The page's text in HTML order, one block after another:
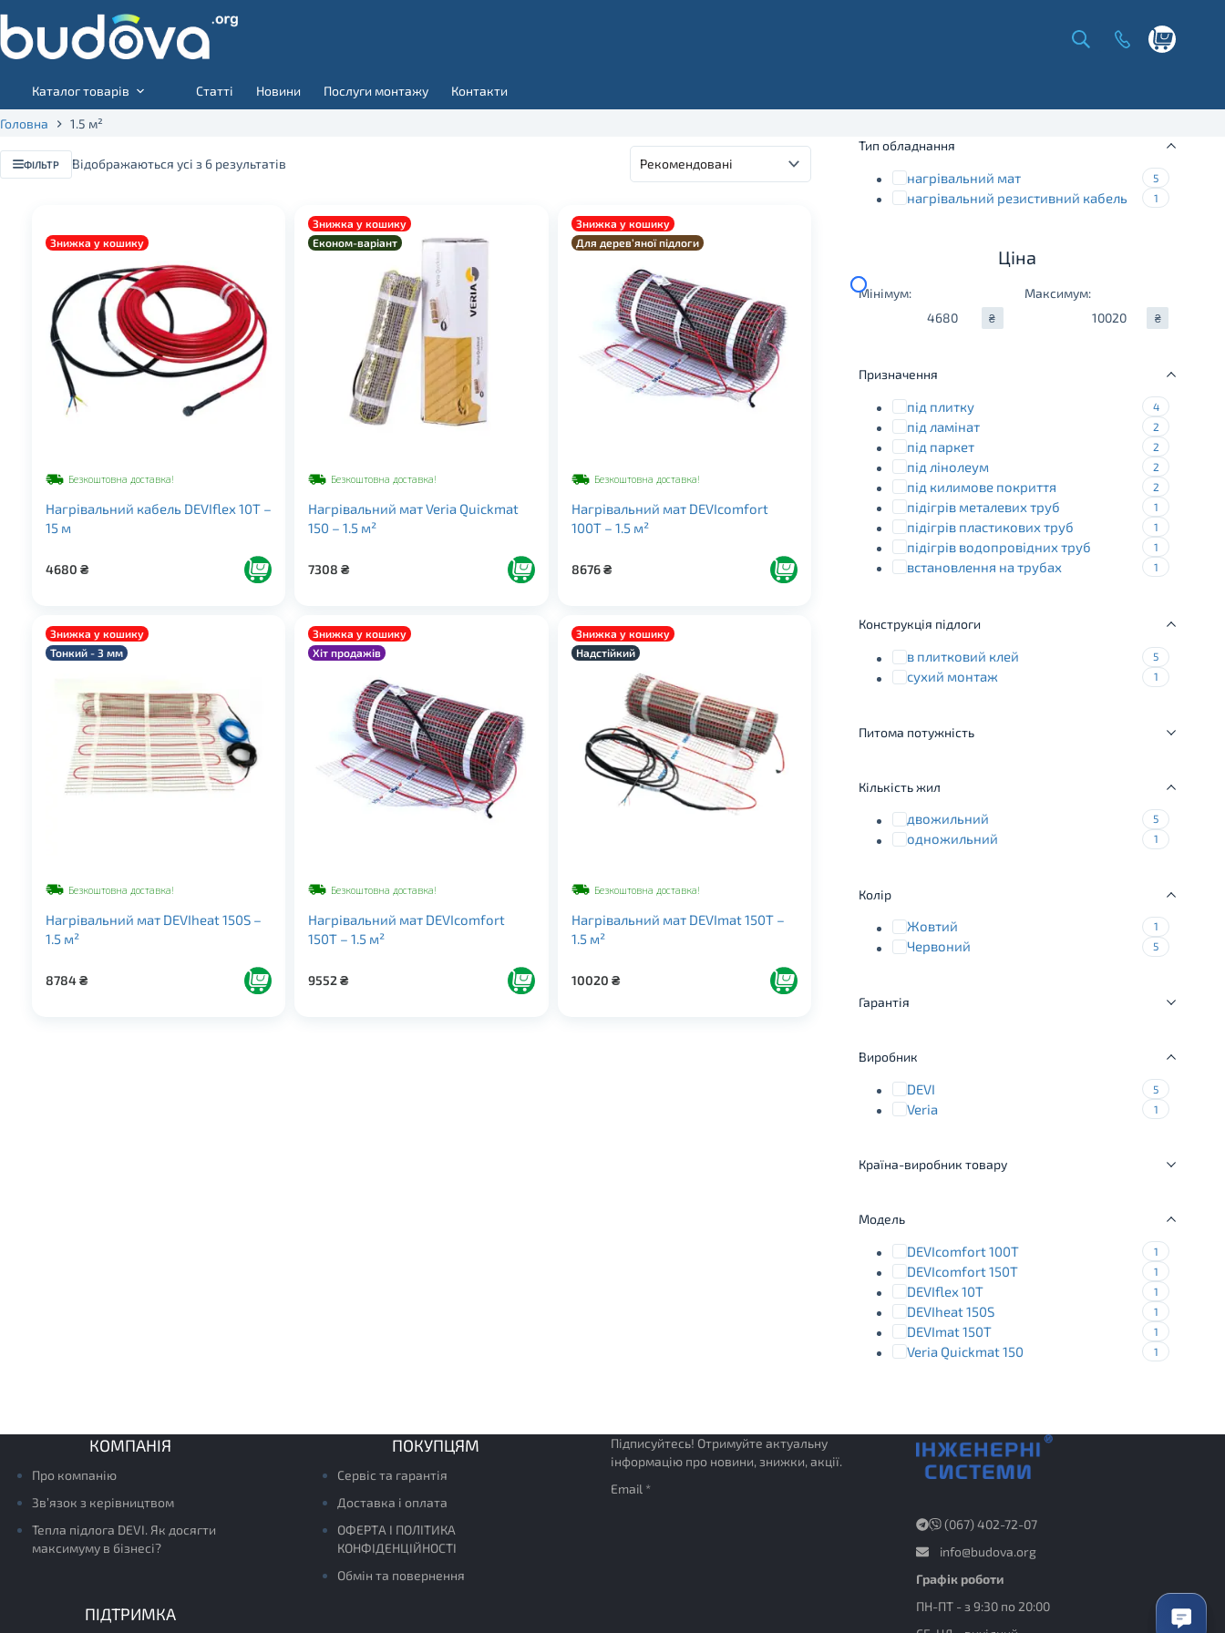
to
content
Shopping
Каталог товарів
Статті Новини Послуги монтажу Контакти
Головна 1.5 м²
ФІЛЬТР Відображаються усі з 6 результатів
Знижка у кошику
Безкоштовна доставка!
Нагрівальний кабель DEVIflex 10Т –
15 м
4680 ₴
Знижка у кошику
Економ-варіант
Безкоштовна доставка!
Нагрівальний мат Veria Quickmat
150 – 1.5 м²
7308₴
Знижка у кошику
Для дерев’яної підлоги
Безкоштовна доставка!
Нагрівальний мат DEVIcomfort
100T – 1.5 м²
8676₴
Знижка у кошику
Тонкий - 3 мм
Безкоштовна доставка!
Нагрівальний мат DEVIheat 150S –
1.5 м²
8784₴
Знижка у кошику
Хіт продажів
Безкоштовна доставка!
Нагрівальний мат DEVIcomfort
150T – 1.5 м²
9552₴
Знижка у кошику
Надстійкий
Безкоштовна доставка!
Нагрівальний мат DEVImat 150T –
1.5 м²
10020 ₴
Тип обладнання
нагрівальний мат 5
нагрівальний резистивний кабель 1
Ціна
Мінімум:
₴
Максимум:
₴
Призначення
під плитку 4
під ламінат 2
під паркет 2
під лінолеум 2
під килимове покриття 2
підігрів металевих труб 1
підігрів пластикових труб 1
підігрів водопровідних труб 1
встановлення на трубах 1
резервуари
4
Конструкція підлоги
в плитковий клей 5
сухий монтаж 1
Питома потужність
Кількість жил
двожильний 5
одножильний 1
Колір
Жовтий 1
Червоний 5
Гарантія
Виробник
DEVI 5
Veria 1
Країна-виробник товару
Модель
DEVIcomfort 100T 1
DEVIcomfort 150T 1
DEVIflex 10T 1
DEVIheat 150S 1
DEVImat 150T 1
Veria Quickmat 150 1
КОМПАНІЯ
Про компанію
Зв’язок з керівництвом
Тепла підлога DEVI. Як досягти
максимуму в бізнесі?
ПІДТРИМКА
ПОКУПЦЯМ
Сервіс та гарантія
Доставка і оплата
ОФЕРТА І ПОЛІТИКА
КОНФІДЕНЦІЙНОСТІ
Обмін та повернення
Підписуйтесь! Отримуйте актуальну
інформацію про новини, знижки, акції.
Email *
(067) 402-72-07
info@budova.org
Графік роботи
ПН-ПТ - з 9:30 по 20:00